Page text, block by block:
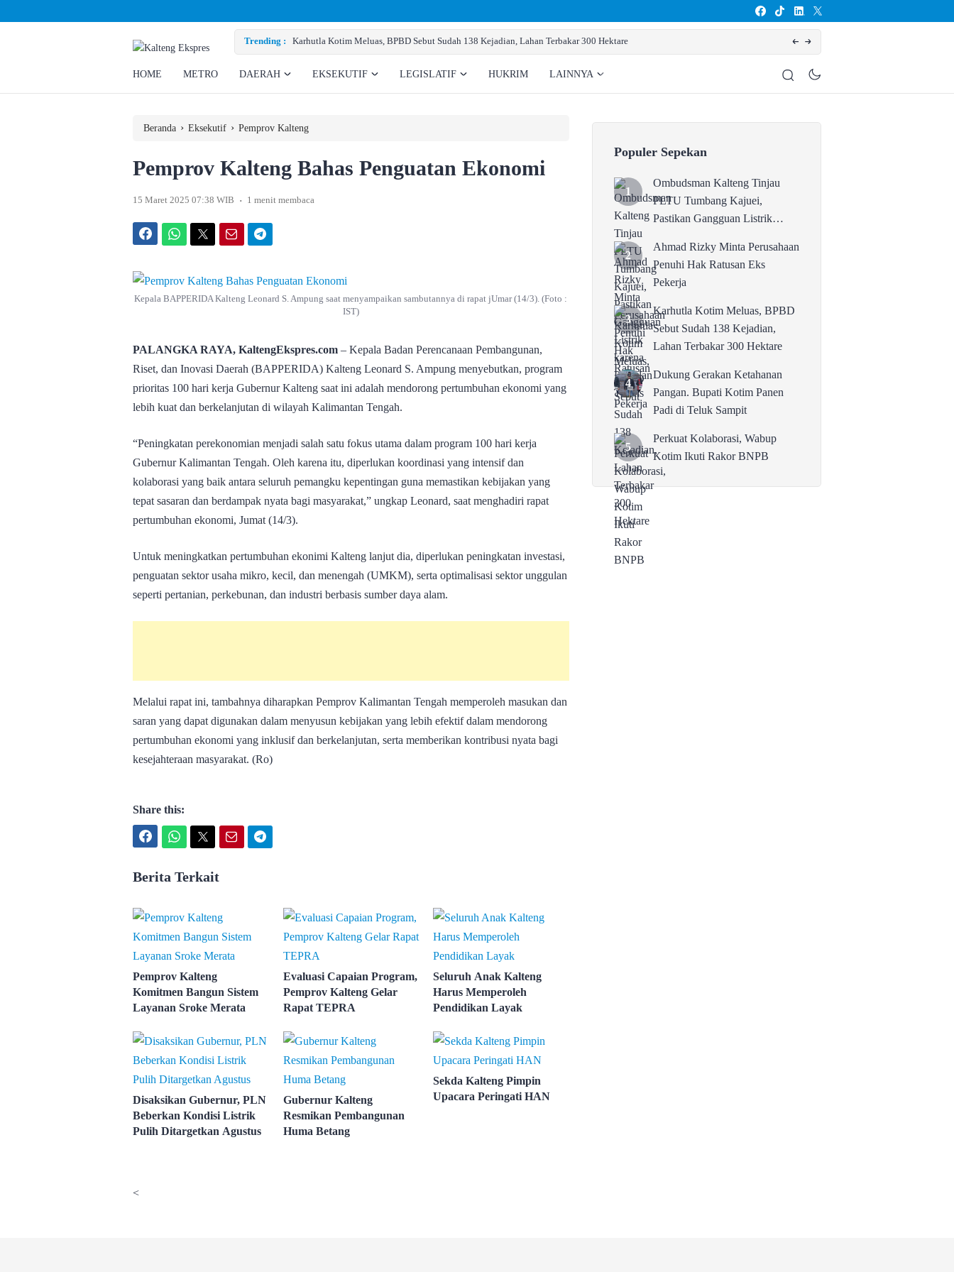
Trending : Karhutla Kotim Meluas, BPBD Sebut Sudah 138 Kejadian, Lahan Terbakar 300 Hektare Dukung Gerakan Ketahanan Pangan. Bupati
HOME METRO DAERAH EKSEKUTIF LEGISLATIF HUKRIM LAINNYA
Beranda › Eksekutif › Pemprov Kalteng
Pemprov Kalteng Bahas Penguatan Ekonomi
15 Maret 2025 07:38 WIB . 1 menit membaca
Kepala BAPPERIDA Kalteng Leonard S. Ampung saat menyampaikan sambutannya di rapat jUmar (14/3). (Foto :
IST)
PALANGKA RAYA, KaltengEkspres.com – Kepala Badan Perencanaan Pembangunan,
Riset, dan Inovasi Daerah (BAPPERIDA) Kalteng Leonard S. Ampung menyebutkan, program
prioritas 100 hari kerja Gubernur Kalteng saat ini adalah mendorong pertumbuhan ekonomi yang
lebih kuat dan berkelanjutan di wilayah Kalimantan Tengah.
“Peningkatan perekonomian menjadi salah satu fokus utama dalam program 100 hari kerja
Gubernur Kalimantan Tengah. Oleh karena itu, diperlukan koordinasi yang intensif dan
kolaborasi yang baik antara seluruh pemangku kepentingan guna memastikan kebijakan yang
tepat sasaran dan berdampak nyata bagi masyarakat,” ungkap Leonard, saat menghadiri rapat
pertumbuhan ekonomi, Jumat (14/3).
Untuk meningkatkan pertumbuhan ekonimi Kalteng lanjut dia, diperlukan peningkatan investasi,
penguatan sektor usaha mikro, kecil, dan menengah (UMKM), serta optimalisasi sektor unggulan
seperti pertanian, perkebunan, dan industri berbasis sumber daya alam.
Melalui rapat ini, tambahnya diharapkan Pemprov Kalimantan Tengah memperoleh masukan dan
saran yang dapat digunakan dalam menyusun kebijakan yang lebih efektif dalam mendorong
pertumbuhan ekonomi yang inklusif dan berkelanjutan, serta memberikan kontribusi nyata bagi
kesejahteraan masyarakat. (Ro)
Share this:
Berita Terkait
Pemprov Kalteng
Komitmen Bangun Sistem
Layanan Sroke Merata
Evaluasi Capaian Program,
Pemprov Kalteng Gelar
Rapat TEPRA
Seluruh Anak Kalteng
Harus Memperoleh
Pendidikan Layak
Disaksikan Gubernur, PLN
Beberkan Kondisi Listrik
Pulih Ditargetkan Agustus
Gubernur Kalteng
Resmikan Pembangunan
Huma Betang
Sekda Kalteng Pimpin
Upacara Peringati HAN
Populer Sepekan
Ombudsman Kalteng Tinjau
PLTU Tumbang Kajuei,
Pastikan Gangguan Listrik
Ahmad Rizky Minta Perusahaan
Penuhi Hak Ratusan Eks
Pekerja
Karhutla Kotim Meluas, BPBD
Sebut Sudah 138 Kejadian,
Lahan Terbakar 300 Hektare
Dukung Gerakan Ketahanan
Pangan. Bupati Kotim Panen
Padi di Teluk Sampit
Perkuat Kolaborasi, Wabup
Kotim Ikuti Rakor BNPB
<